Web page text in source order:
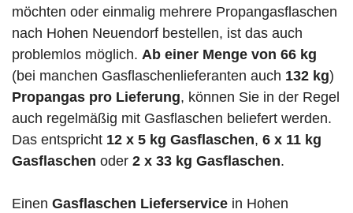
möchten oder einmalig mehrere Propangasflaschen
nach Hohen Neuendorf bestellen, ist das auch
problemlos möglich. Ab einer Menge von 66 kg
(bei manchen Gasflaschenlieferanten auch 132 kg)
Propangas pro Lieferung, können Sie in der Regel
auch regelmäßig mit Gasflaschen beliefert werden.
Das entspricht 12 x 5 kg Gasflaschen, 6 x 11 kg
Gasflaschen oder 2 x 33 kg Gasflaschen.
Einen Gasflaschen Lieferservice in Hohen